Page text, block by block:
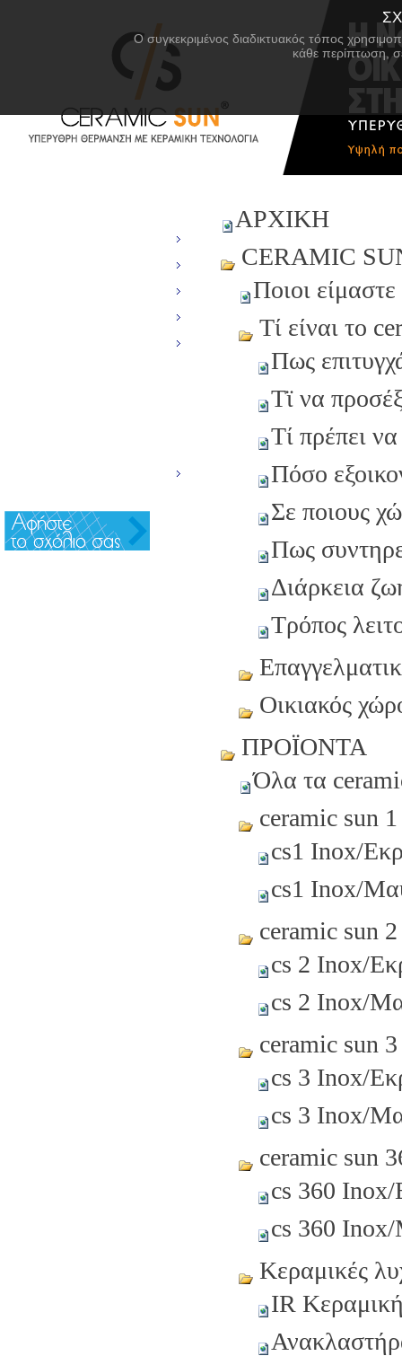
ΑΡΧΙΚΗ
CERAMIC
Ποιοι είμαστε
Τί είναι το
Πως
Τϊ να
Τί πρέπει
Πόσο
Σε ποιους
Πως
Διάρκεια
Τρόπος
Οικιακός
ΠΡΟΪΟΝΤΑ
Όλα τα
ceramic sun 1
cs1 Inox/
cs1 Inox/
ceramic sun 2
cs 2 Inox/
cs 2 Inox/
ceramic sun 3
cs 3 Inox/
cs 3 Inox/
ceramic sun
cs 360
cs 360
Κεραμικές
IR
Ο συγκεκριμένος διαδικτυακός τόπος
κάθε περίπτωση,